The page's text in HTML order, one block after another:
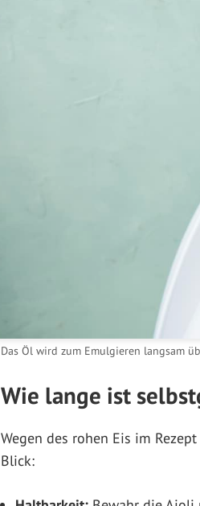
Das Öl wird zum Emulgieren langsam
Wie lange ist
Wegen des rohen Eis im
Blick: